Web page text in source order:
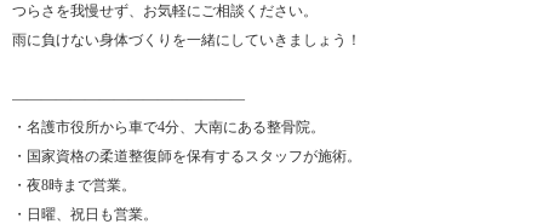
つらさを我慢せず、お気軽にご相談ください。
雨に負けない身体づくりを一緒にしていきましょう！
――――――――――――――――
・名護市役所から車で4分、大南にある整骨院。
・国家資格の柔道整復師を保有するスタッフが施術。
・夜8時まで営業。
・日曜、祝日も営業。